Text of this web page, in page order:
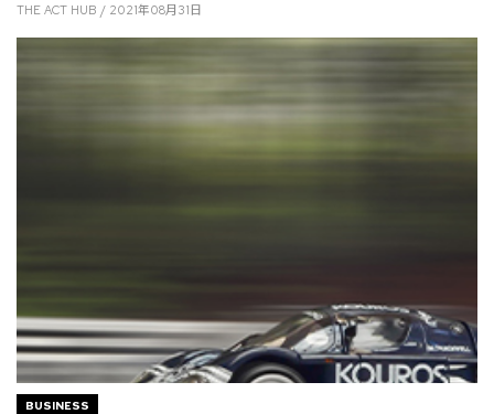
THE ACT HUB / 2021年08月31日
BUSINESS